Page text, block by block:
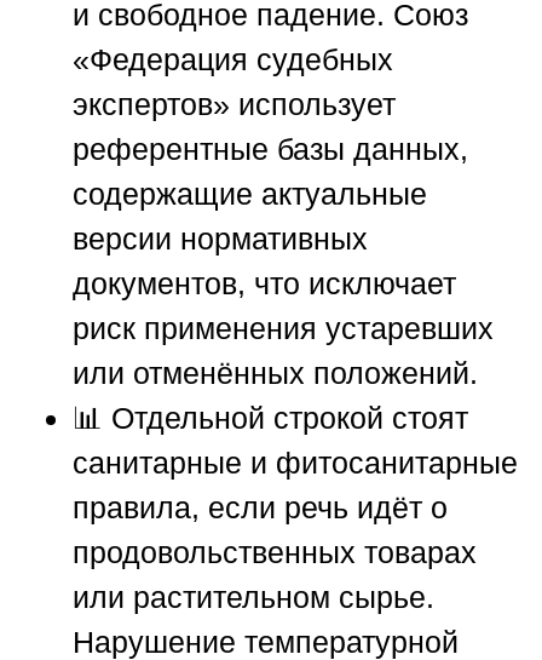
и свободное падение. Союз
«Федерация судебных
экспертов» использует
референтные базы данных,
содержащие актуальные
версии нормативных
документов, что исключает
риск применения устаревших
или отменённых положений.
📊 Отдельной строкой стоят
санитарные и фитосанитарные
правила, если речь идёт о
продовольственных товарах
или растительном сырье.
Нарушение температурной